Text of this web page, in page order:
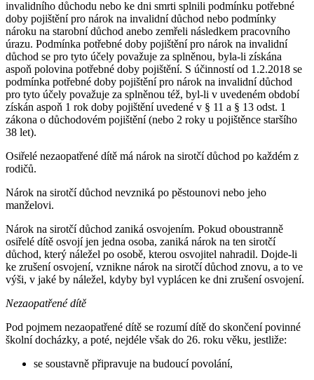
invalidního důchodu nebo ke dni smrti splnili podmínku potřebné
doby pojištění pro nárok na invalidní důchod nebo podmínky
nároku na starobní důchod anebo zemřeli následkem pracovního
úrazu. Podmínka potřebné doby pojištění pro nárok na invalidní
důchod se pro tyto účely považuje za splněnou, byla-li získána
aspoň polovina potřebné doby pojištění. S účinností od 1.2.2018 se
podmínka potřebné doby pojištění pro nárok na invalidní důchod
pro tyto účely považuje za splněnou též, byl-li v uvedeném období
získán aspoň 1 rok doby pojištění uvedené v § 11 a § 13 odst. 1
zákona o důchodovém pojištění (nebo 2 roky u pojištěnce staršího
38 let).
Osiřelé nezaopatřené dítě má nárok na sirotčí důchod po každém z
rodičů.
Nárok na sirotčí důchod nevzniká po pěstounovi nebo jeho
manželovi.
Nárok na sirotčí důchod zaniká osvojením. Pokud oboustranně
osiřelé dítě osvojí jen jedna osoba, zaniká nárok na ten sirotčí
důchod, který náležel po osobě, kterou osvojitel nahradil. Dojde-li
ke zrušení osvojení, vznikne nárok na sirotčí důchod znovu, a to ve
výši, v jaké by náležel, kdyby byl vyplácen ke dni zrušení osvojení.
Nezaopatřené dítě
Pod pojmem nezaopatřené dítě se rozumí dítě do skončení povinné
školní docházky, a poté, nejdéle však do 26. roku věku, jestliže:
se soustavně připravuje na budoucí povolání,